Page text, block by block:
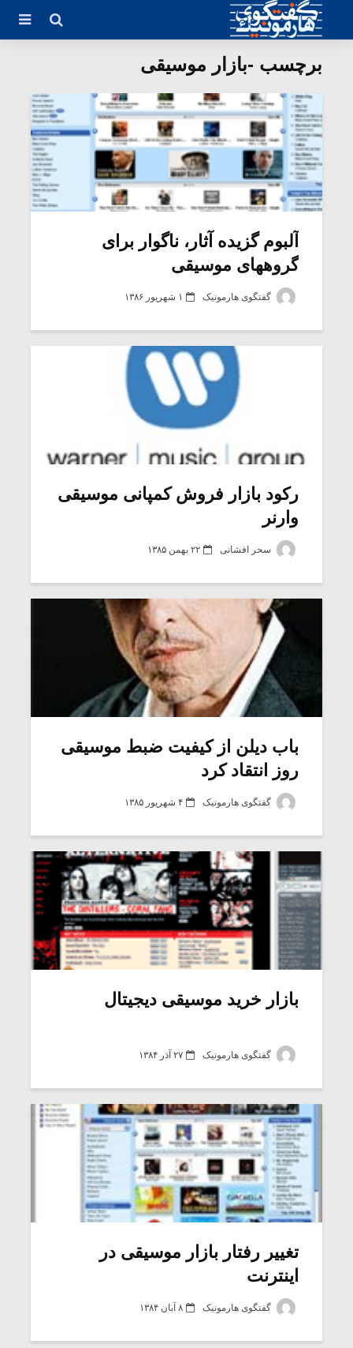
برچسب -بازار موسیقی
آلبوم گزیده آثار، ناگوار برای
گروههای موسیقی
گفتگوی هارمونیک ۱ شهریور ۱۳۸۶
رکود بازار فروش کمپانی موسیقی
وارنر
سحر افشانی ۲۲ بهمن ۱۳۸۵
باب دیلن از کیفیت ضبط موسیقی
روز انتقاد کرد
گفتگوی هارمونیک ۴ شهریور ۱۳۸۵
بازار خرید موسیقی دیجیتال
گفتگوی هارمونیک ۲۷ آذر ۱۳۸۴
تغییر رفتار بازار موسیقی در
اینترنت
گفتگوی هارمونیک ۸ آبان ۱۳۸۴
میکلوش روژا
متن فیلم «متری
شیش و نیم»
اگر نمی توانی
مشهورترین باشی،
بدنام ترین باش
موریس ژار
سکانسی
موسیقی